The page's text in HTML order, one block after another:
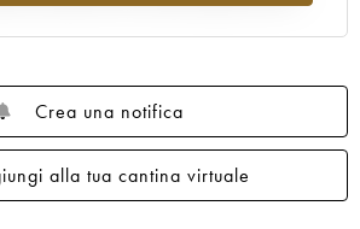
Crea una notifica
alla tua cantina virtuale